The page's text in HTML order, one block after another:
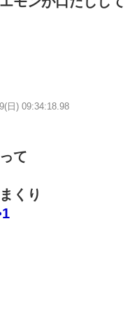
日) 09:34:18.98
て
くり